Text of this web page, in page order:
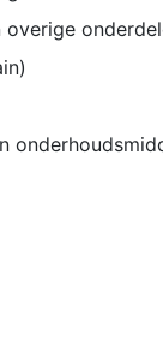
overige